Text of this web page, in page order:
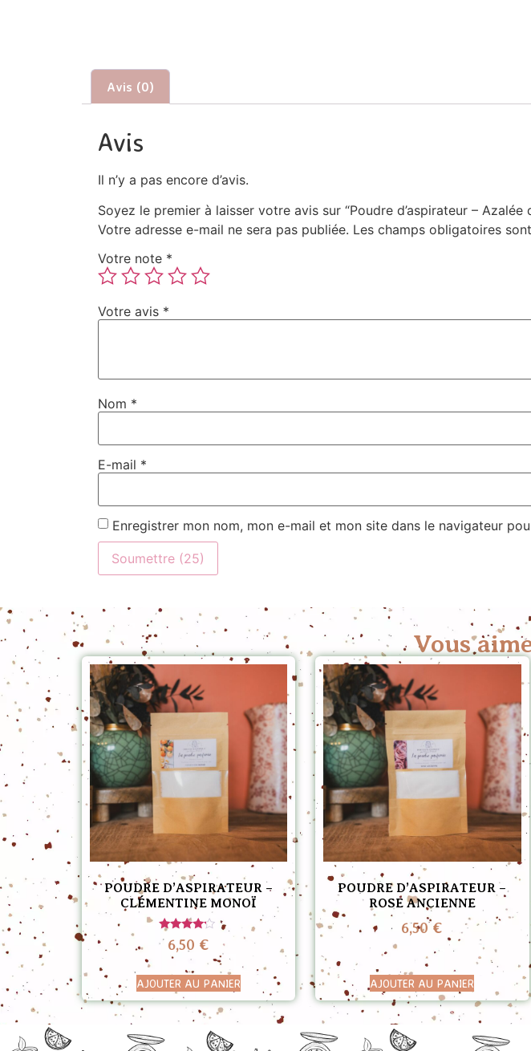
Avis (0)
Avis
Il n’y a pas encore d’avis.
Soyez le premier à laisser votre avis sur “Poudre d’aspirateur – Azalée
Votre adresse e-mail ne sera pas publiée. Les champs obligatoires
Votre note *
Votre avis *
Nom *
E-mail *
Enregistrer mon nom, mon e-mail et mon site dans le navigateur
Vous
POUDRE D’ASPIRATEUR –
CLÉMENTINE MONOÏ
Note
4.00
sur 5
6,50 €
AJOUTER AU PANIER
POUDRE D’ASPIRATEUR –
ROSE ANCIENNE
6,50 €
AJOUTER AU PANIER